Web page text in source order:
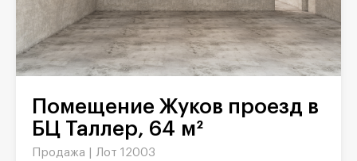
Помещение Жуков проезд в
БЦ Таллер, 64 м²
Продажа | Лот 12003